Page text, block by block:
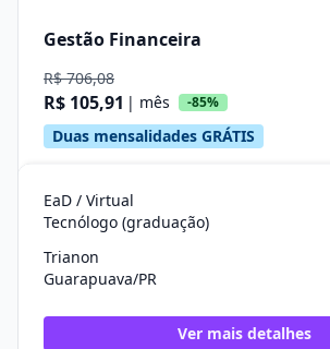
Gestão Financeira
R$ 706,08
R$ 105,91 | mês -85%
Duas mensalidades GRÁTIS
EaD / Virtual
Tecnólogo (graduação)
Trianon
Guarapuava/PR
Ver mais detalhes